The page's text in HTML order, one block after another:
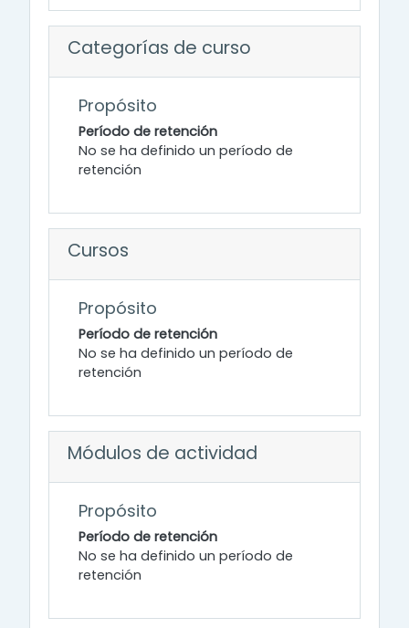
Categorías de curso
Propósito
Período de retención
No se ha definido un período de
retención
Cursos
Propósito
Período de retención
No se ha definido un período de
retención
Módulos de actividad
Propósito
Período de retención
No se ha definido un período de
retención